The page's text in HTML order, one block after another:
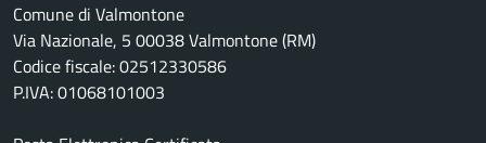
Comune di Valmontone
Via Nazionale, 5 00038 Valmontone (RM)
Codice fiscale: 02512330586
P.IVA: 01068101003